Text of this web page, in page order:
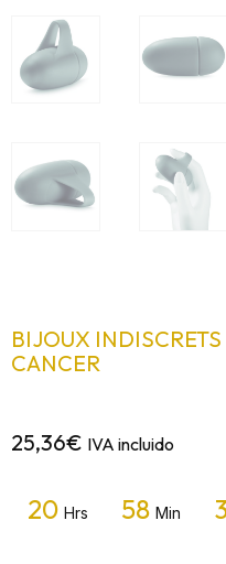
BIJOUX
CANCER
25,36€ IVA incluido
20 Hrs 58 Min